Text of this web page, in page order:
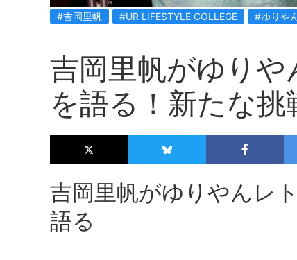
#吉岡里帆 #UR LIFESTYLE COLLEGE #ゆりや
吉岡里帆がゆり
を語る！新たな挑
吉岡里帆がゆりやんレ
語る